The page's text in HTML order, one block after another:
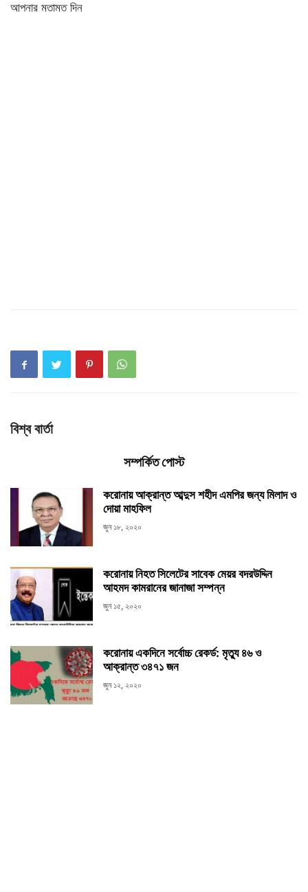
আপনার মতামত দিন
বিশ্ব বার্তা
সম্পর্কিত পোস্ট
করোনায় আক্রান্ত আব্দুস শহীদ এমপির জন্য মিলাদ ও
দোয়া মাহফিল
জুন ১৮, ২০২০
করোনায় নিহত সিলেটের সাবেক মেয়র বদরউদ্দিন
আহমদ কামরানের জানাজা সম্পন্ন
জুন ১৫, ২০২০
করোনায় একদিনে সর্বোচ্চ রেকর্ড: মৃত্যু ৪৬ ও
আক্রান্ত ৩৪৭১ জন
জুন ১২, ২০২০